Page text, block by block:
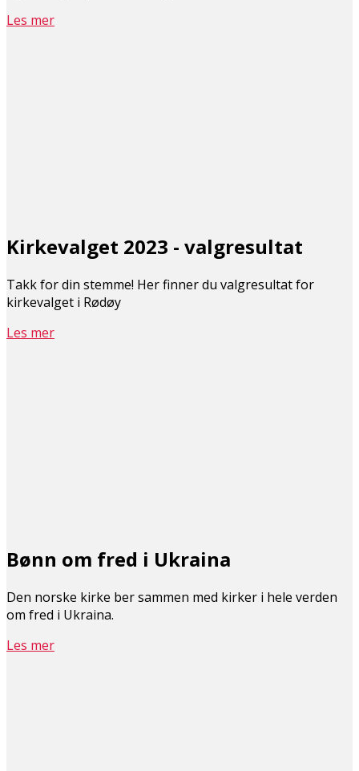
Les mer
Kirkevalget 2023 - valgresultat
Takk for din stemme! Her finner du valgresultat for
kirkevalget i Rødøy
Les mer
Bønn om fred i Ukraina
Den norske kirke ber sammen med kirker i hele verden
om fred i Ukraina.
Les mer